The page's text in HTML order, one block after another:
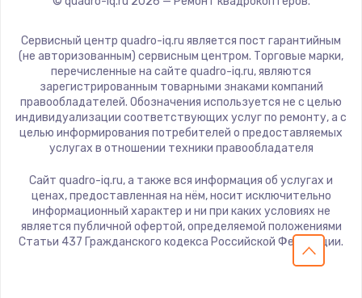
Сервисный центр quadro-iq.ru является пост гарантийным
(не авторизованным) сервисным центром. Торговые марки,
перечисленные на сайте quadro-iq.ru, являются
зарегистрированным товарными знаками компаний
правообладателей. Обозначения используется не с целью
индивидуализации соответствующих услуг по ремонту, а с
целью информирования потребителей о предоставляемых
услугах в отношении техники правообладателя
Сайт quadro-iq.ru, а также вся информация об услугах и
ценах, предоставленная на нём, носит исключительно
информационный характер и ни при каких условиях не
является публичной офертой, определяемой положениями
Статьи 437 Гражданского кодекса Российской Федерации.